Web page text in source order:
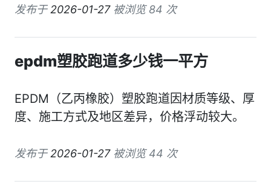
发布于 2026-01-27被浏览 84 次
epdm塑胶跑道多少钱一平方
EPDM（乙丙橡胶）塑胶跑道因材质等级、厚
度、施工方式及地区差异，价格浮动较大。
发布于 2026-01-27被浏览 44 次